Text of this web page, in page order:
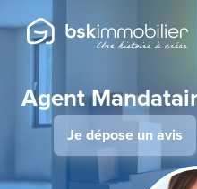
Agent
Je dépose un avis